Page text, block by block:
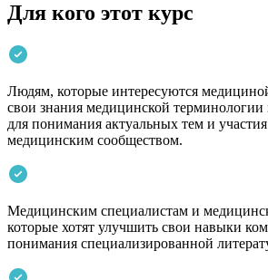
Для кого этот курс
Людям, которые интересуются
свои знания медицинской терминологии
для понимания актуальных тем и
медицинским сообществом.
Медицинским специалистам и
которые хотят улучшить свои навыки
понимания специализированной